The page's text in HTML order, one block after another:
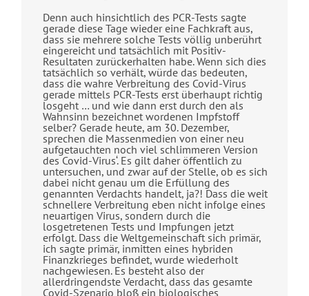
Denn auch hinsichtlich des PCR-Tests sagte
gerade diese Tage wieder eine Fachkraft aus,
dass sie mehrere solche Tests völlig unberührt
eingereicht und tatsächlich mit Positiv-
Resultaten zurückerhalten habe. Wenn sich dies
tatsächlich so verhält, würde das bedeuten,
dass die wahre Verbreitung des Covid-Virus
gerade mittels PCR-Tests erst überhaupt richtig
losgeht … und wie dann erst durch den als
Wahnsinn bezeichnet wordenen Impfstoff
selber? Gerade heute, am 30. Dezember,
sprechen die Massenmedien von einer neu
aufgetauchten noch viel schlimmeren Version
des Covid-Virus‘. Es gilt daher öffentlich zu
untersuchen, und zwar auf der Stelle, ob es sich
dabei nicht genau um die Erfüllung des
genannten Verdachts handelt, ja?! Dass die weit
schnellere Verbreitung eben nicht infolge eines
neuartigen Virus, sondern durch die
losgetretenen Tests und Impfungen jetzt
erfolgt. Dass die Weltgemeinschaft sich primär,
ich sagte primär, inmitten eines hybriden
Finanzkrieges befindet, wurde wiederholt
nachgewiesen. Es besteht also der
allerdringendste Verdacht, dass das gesamte
Covid-Szenario bloß ein biologisches